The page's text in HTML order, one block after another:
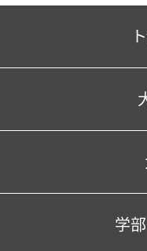
スポー
一
学生サ
学生サポ
暮らし
在
コンピテン
コンピテン
学長あ
学部